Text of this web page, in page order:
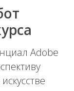
Adobe